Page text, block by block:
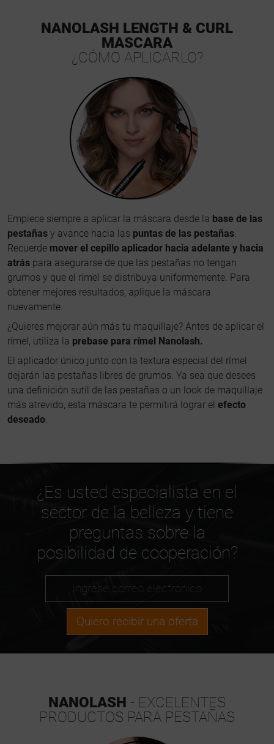
NANOLASH LENGTH & CURL
MASCARA
¿CÓMO APLICARLO?
Empiece siempre a aplicar la máscara desde la base de las
pestañas y avance hacia las puntas de las pestañas
Recuerde mover el cepillo aplicador hacia adelante y hacia
atrás para asegurarse de que las pestañas no tengan
grumos y que el rímel se distribuya uniformemente. Para
obtener mejores resultados, aplique la máscara
nuevamente.
¿Quieres mejorar aún más tu maquillaje? Antes de aplicar el
rímel, utiliza la prebase para rímel Nanolash.
El aplicador único junto con la textura especial del rímel
dejarán las pestañas libres de grumos. Ya sea que desees
una definición sutil de las pestañas o un look de maquillaje
más atrevido, esta máscara te permitirá lograr el efecto
deseado
¿Es usted especialista en el
sector de la belleza y tiene
preguntas sobre la
posibilidad de cooperación?
Quiero recibir una oferta
NANOLASH - EXCELENTES
PRODUCTOS PARA PESTAÑAS